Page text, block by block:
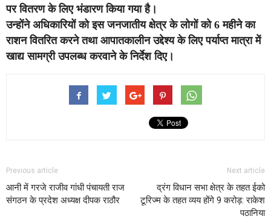
पर वितरण के लिए भंडारण किया गया है।
उन्होंने अधिकारियों को इस जनजातीय क्षेत्र के लोगों को 6 महीने का
राशन वितरित करने तथा आपातकालीन उद्देश्य के लिए पर्याप्त मात्रा में
खाद्य सामग्री उपलब्ध करवाने के निर्देश दिए।
Previous article
आनी में गरजे राजीव गांधी पंचायती राज
संगठन के प्रदेश अध्यक्ष दीपक राठौर
Next article
द्रंग विधान सभा क्षेत्र के तहत ईको
टूरिज्म के तहत व्यय होंगे 9 करोड़: राकेश
पठानिया